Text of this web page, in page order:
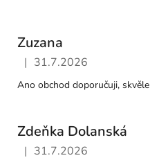
Zuzana
Hodnocení obchodu je 5 z
| 31.7.2026
Ano obchod doporučuji,
Zdeňka Dolanská
Hodnocení obchodu je 5 z
| 31.7.2026